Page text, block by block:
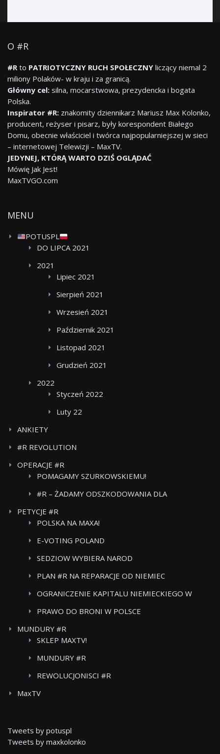
O #R
#Rto PATRIOTYCZNY RUCH SPOŁECZNY liczący niemal 2
miliony Polaków- w kraju i za granicą.
Główny cel: silna, mocarstwowa, prezydencka i bogata
Polska.
Inspirator #R: znakomity dziennikarz Mariusz Max Kolonko,
producent, reżyser i pisarz, były korespondent Białego
Domu, obecnie właściciel i twórca najpopularniejszej w sieci
– internetowej Telewizji – MaxTV.
JEDYNEJ, KTÓRĄ WARTO DZIŚ OGLĄDAĆ
Mówię Jak Jest!
MaxTVGO.com
MENU
POTUSPL
DO LIPCA 2021
2021
Lipiec 2021
Sierpień 2021
Wrzesień 2021
Październik 2021
Listopad 2021
Grudzień 2021
2022
Styczeń 2022
Luty 22
ANKIETY
#R REVOLUTION
OPERACJE #R
POMAGAMY SZURKOWSKIEMU!
#R – ŻADAMY ODSZKODOWANIA DLA
CARE
PETYCJE #R
POLSKA NA MAXA!
E-VOTING POLAND
SEDZIOW WYBIERA NAROD
PLAN #R NA REPARACJE OD NIEMIEC
OGRANICZENIE KAPITALU NIEMIECKIEGO W
PRAWO DO BRONI W POLSCE
MUNDURY #R
SKLEP MAXTV!
MUNDURY #R
REWOLUCJONISCI #R
MaxTV
Tweets by potuspl
Tweets by maxkolonko